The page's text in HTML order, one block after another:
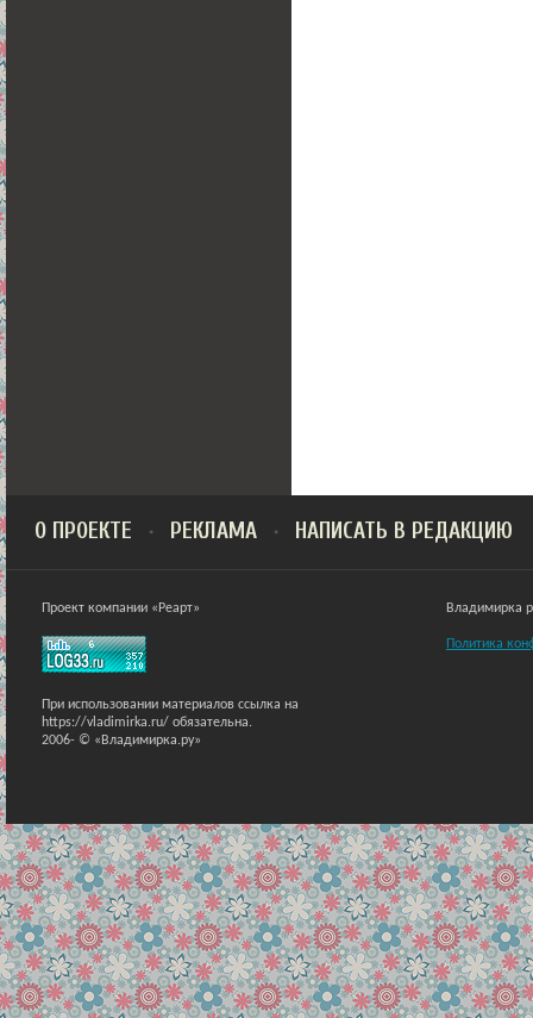
О ПРОЕКТЕ РЕКЛАМА НАПИСАТЬ В РЕДАКЦИЮ
Проект компании «Реарт»
При использовании материалов ссылка на
https://vladimirka.ru/ обязательна.
2006- © «Владимирка.ру»
Владимирка
Политика